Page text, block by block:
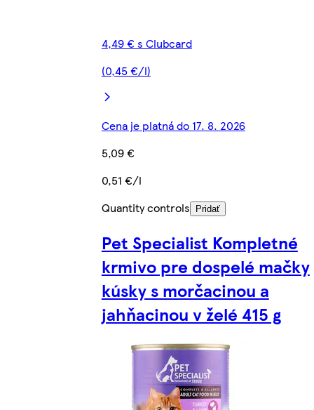
4,49 € s Clubcard
(0,45 €/l)
Cena je platná do 17. 8. 2026
5,09 €
0,51 €/l
Quantity controls
Pridať
Pet Specialist Kompletné
krmivo pre dospelé mačky
kúsky s morčacinou a
jahňacinou v želé 415 g